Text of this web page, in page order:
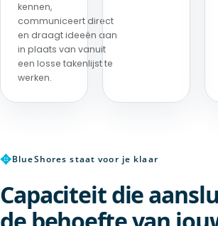
kennen,
communiceert direct
en draagt ideeën aan
in plaats van vanuit
een losse takenlijst te
werken.
✥BlueShores staat voor je klaar
Capaciteit die